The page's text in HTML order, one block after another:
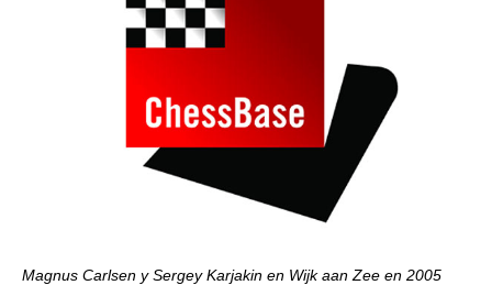
Magnus Carlsen y Sergey Karjakin en Wijk aan Zee en 2005